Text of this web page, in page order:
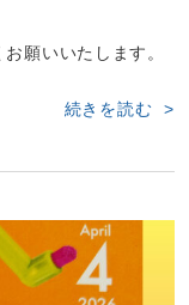
願いいたします。
続きを読む